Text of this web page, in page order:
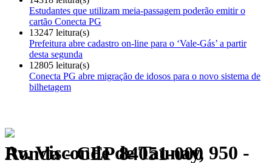
Estudantes que utilizam meia-passagem poderão emitir o
cartão Conecta PG
13247 leitura(s)
Prefeitura abre cadastro on-line para o ‘Vale-Gás’ a partir
desta segunda
12805 leitura(s)
Conecta PG abre migração de idosos para o novo sistema de
bilhetagem
Av. Visconde de Taunay, 950 - Ronda - CEP 84051-000